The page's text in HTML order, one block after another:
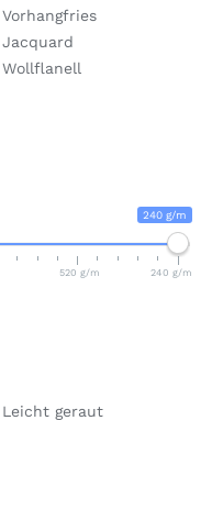
Vorhangfries
Jacquard
Wollflanell
240 g/m
520 g/m 240 g/m
Leicht geraut